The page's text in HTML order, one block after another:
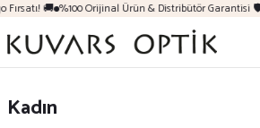
🚚 %100 Orijinal Ürün & Distribütör Garantisi 🛡️
Kadın